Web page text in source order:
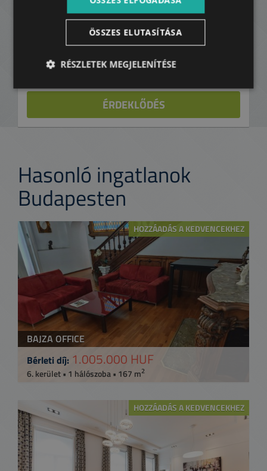
+36 20 773 0805
KEDVENCEKHEZ ADOM
ÉRDEKLŐDÉS
Hasonló ingatlanok
Budapesten
HOZZÁADÁS A KEDVENCEKHEZ
BAJZA OFFICE
Bérleti díj: 1.005.000 HUF
6. kerület • 1 hálószoba • 167 m2
HOZZÁADÁS A KEDVENCEKHEZ
ÖSSZES ELUTASÍTÁSA
RÉSZLETEK MEGJELENÍTÉSE